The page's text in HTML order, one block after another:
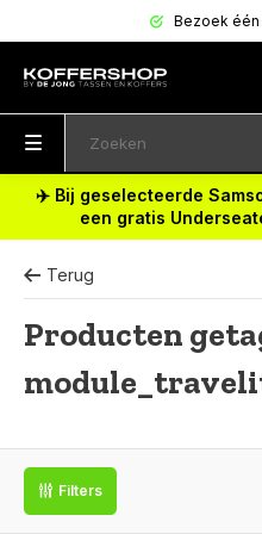
Bezoek
✈️ Bij geselecteerde
een gratis
Terug
Producten
Filters